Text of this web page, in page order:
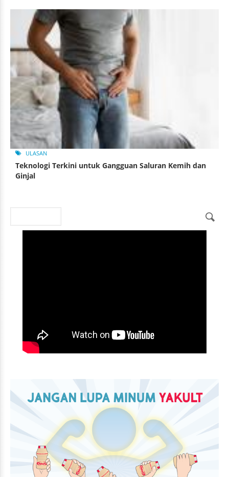
ULASAN
Teknologi Terkini untuk Gangguan Saluran Kemih dan
Ginjal
Search form